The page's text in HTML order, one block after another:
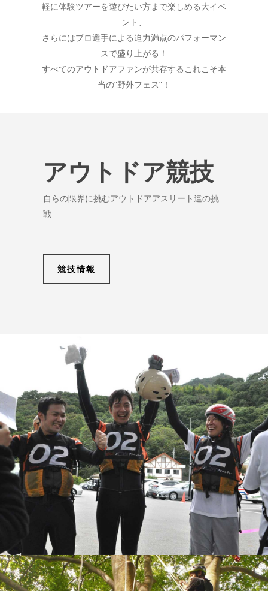
軽に体験ツアーを遊びたい方まで楽しめる大イベ
ント、
さらにはプロ選手による迫力満点のパフォーマン
スで盛り上がる！
すべてのアウトドアファンが共存するこれこそ本
当の”野外フェス”！
アウトドア競技
自らの限界に挑むアウトドアアスリート達の挑
戦
競技情報